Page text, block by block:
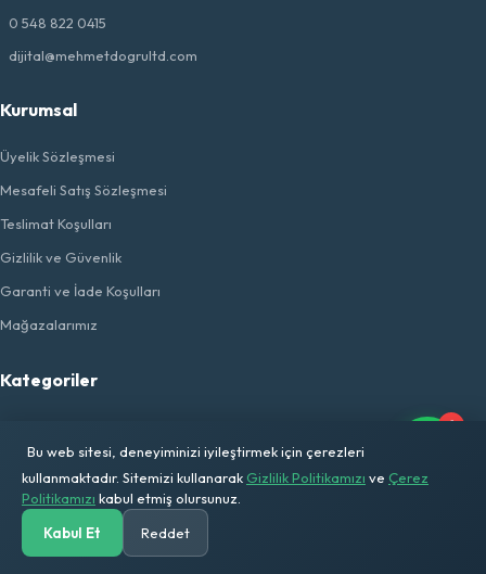
0 548 822 0415
dijital@mehmetdogrultd.com
Kurumsal
Üyelik Sözleşmesi
Mesafeli Satış Sözleşmesi
Teslimat Koşulları
Gizlilik ve Güvenlik
Garanti ve İade Koşulları
Mağazalarımız
Kategoriler
Küçük Ev Aletleri
Bahçe Mobilyası
Ev Tekstili
Ev Gereçleri
1
Kategoriler Ara
Bu web sitesi, deneyiminizi iyileştirmek için çerezleri
kullanmaktadır. Sitemizi kullanarak Gizlilik Politikamızı ve Çerez
Politikamızı kabul etmiş olursunuz.
Kabul Et
Reddet